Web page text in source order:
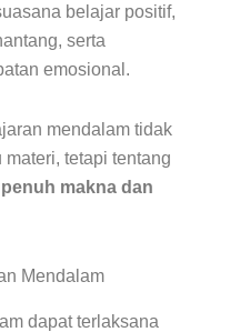
belajar positif,
serta
emosional.
mendalam tidak
tetapi tentang
makna dan
Mendalam
dapat terlaksana